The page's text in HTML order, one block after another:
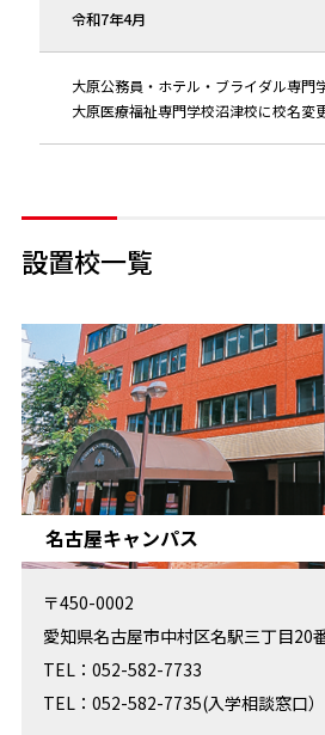
令和7年4月
大原公務員・ホテル・ブライダル専門
大原医療福祉専門学校沼津校に校名変
設置校一覧
名古屋キャンパス
〒450-0002
愛知県名古屋市中村区名駅三丁目20
TEL：052-582-7733
TEL：052-582-7735(入学相談窓口）